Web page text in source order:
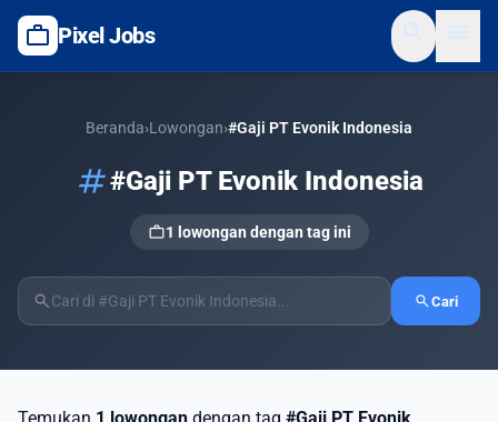
work Pixel Jobs
Beranda›Lowongan›#Gaji PT Evonik Indonesia
tag#Gaji PT Evonik Indonesia
work1 lowongan dengan tag ini
search searchCari